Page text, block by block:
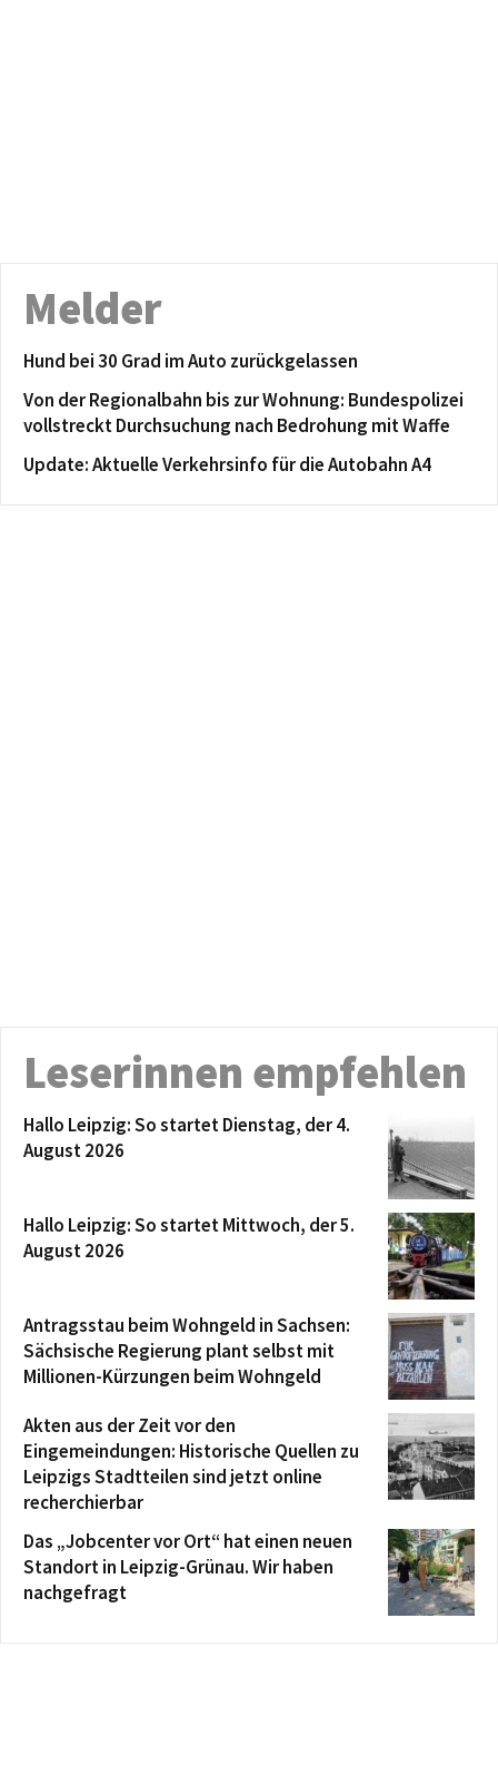
Melder
Hund bei 30 Grad im Auto zurückgelassen
Von der Regionalbahn bis zur Wohnung: Bundespolizei
vollstreckt Durchsuchung nach Bedrohung mit Waffe
Update: Aktuelle Verkehrsinfo für die Autobahn A4
Leserinnen empfehlen
Hallo Leipzig: So startet Dienstag, der 4.
August 2026
Hallo Leipzig: So startet Mittwoch, der 5.
August 2026
Antragsstau beim Wohngeld in Sachsen:
Sächsische Regierung plant selbst mit
Millionen-Kürzungen beim Wohngeld
Akten aus der Zeit vor den
Eingemeindungen: Historische Quellen zu
Leipzigs Stadtteilen sind jetzt online
recherchierbar
Das „Jobcenter vor Ort“ hat einen neuen
Standort in Leipzig-Grünau. Wir haben
nachgefragt